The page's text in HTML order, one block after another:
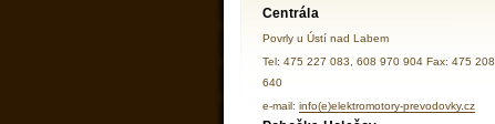
Centrála
Povrly u Ústí nad Labem
Tel: 475 227 083, 608 970 904 Fax: 475 208
640
e-mail: info(e)elektromotory-prevodovky.cz